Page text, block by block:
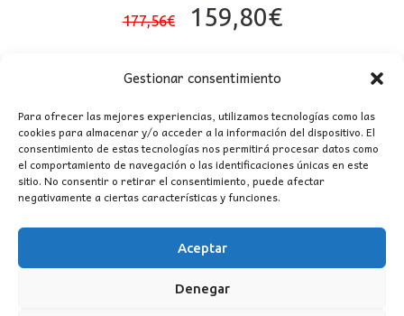
Gestionar consentimiento
Para ofrecer las mejores experiencias, utilizamos tecnologías como las
cookies para almacenar y/o acceder a la información del dispositivo. El
consentimiento de estas tecnologías nos permitirá procesar datos como
el comportamiento de navegación o las identificaciones únicas en este
sitio. No consentir o retirar el consentimiento, puede afectar
negativamente a ciertas características y funciones.
Aceptar
Denegar
177,56€
El
original
era:
177,56€.
159,80€El
159,80€.
CONTACTO